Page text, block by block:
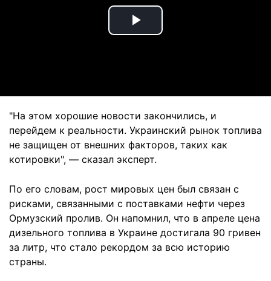
Play
"На этом хорошие новости закончились, и
перейдем к реальности. Украинский рынок топлива
не защищен от внешних факторов, таких как
котировки", — сказал эксперт.
По его словам, рост мировых цен был связан с
рисками, связанными с поставками нефти через
Ормузский пролив. Он напомнил, что в апреле цена
дизельного топлива в Украине достигала 90 гривен
за литр, что стало рекордом за всю историю
страны.